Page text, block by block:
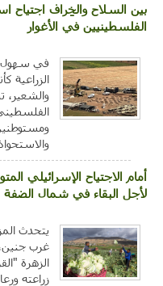
بين السلاح والخِراف
الفلسطينيين في الأغوار
في سهول
الزراعية
والشعير،
أمام الاجتياح الإسرائيلي
لأجل البقاء في شمال الضفة
يتحدث
غرب
الزهرة